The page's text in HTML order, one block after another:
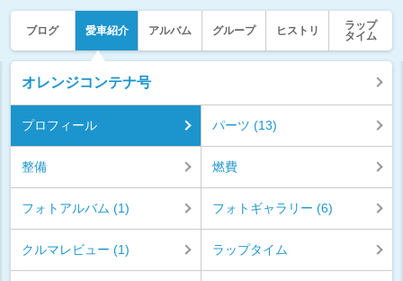
ブログ 愛車紹介 アルバム グループ ヒストリ
ラップ
タイム
オレンジコンテナ号
プロフィール パーツ (13)
整備 燃費
フォトアルバム (1) フォトギャラリー (6)
クルマレビュー (1) ラップタイム